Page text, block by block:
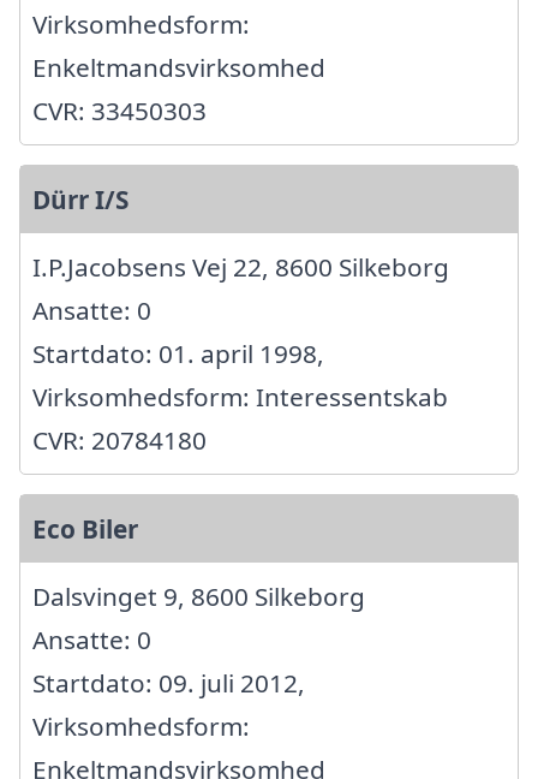
Virksomhedsform:
Enkeltmandsvirksomhed
CVR: 33450303
Dürr I/S
I.P.Jacobsens Vej 22, 8600 Silkeborg
Ansatte: 0
Startdato: 01. april 1998,
Virksomhedsform: Interessentskab
CVR: 20784180
Eco Biler
Dalsvinget 9, 8600 Silkeborg
Ansatte: 0
Startdato: 09. juli 2012,
Virksomhedsform:
Enkeltmandsvirksomhed